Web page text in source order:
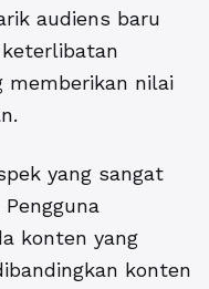
audiens baru
memberikan nilai
yang sangat
konten yang
konten